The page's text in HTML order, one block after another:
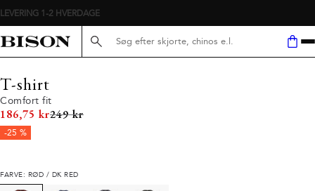
LEVERING 1-2 HVERDAGE
Søg her...
T-shirt
Comfort fit
186,75 krI alt (uden rabat)
249 kr
-25 %
FARVE: RØD / DK RED